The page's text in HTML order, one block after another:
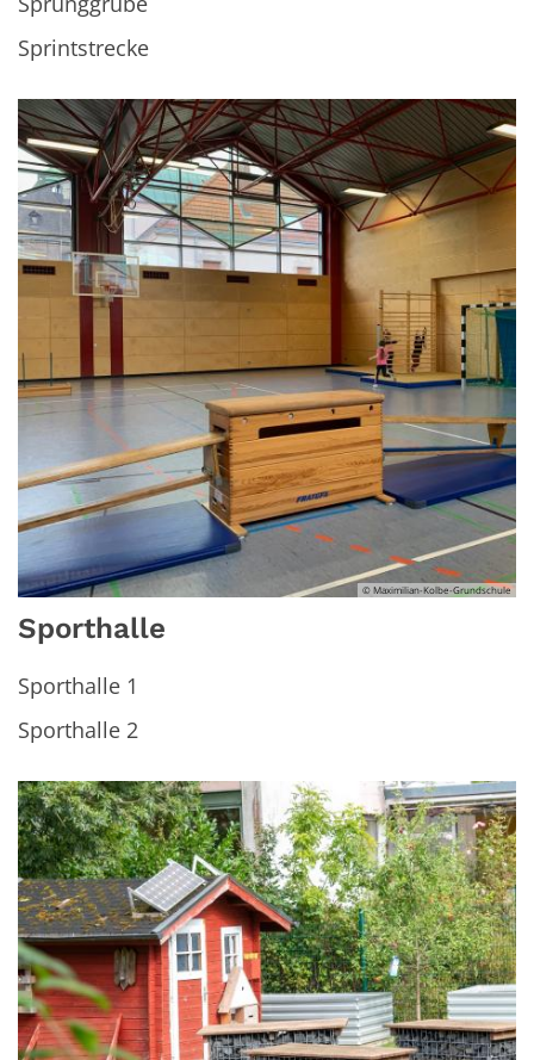
Sprintstrecke
© Maximilian-Kolbe-Grundschule
Sporthalle
Sporthalle 1
Sporthalle 2